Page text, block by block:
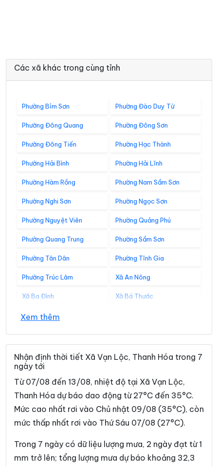
Các xã khác trong cùng tỉnh
Phường Bỉm Sơn Phường Đào Duy Từ
Phường Đông Quang Phường Đông Sơn
Phường Đông Tiến Phường Hạc Thành
Phường Hải Bình Phường Hải Lĩnh
Phường Hàm Rồng Phường Nam Sầm Sơn
Phường Nghi Sơn Phường Ngọc Sơn
Phường Nguyệt Viên Phường Quảng Phú
Phường Quang Trung Phường Sầm Sơn
Phường Tân Dân Phường Tĩnh Gia
Phường Trúc Lâm Xã An Nông
Xã Ba Đình Xã Bá Thước
Xã Bát Mọt
Xã Các Sơn Xã Cẩm Tân
Xã Cẩm Thạch Xã Cẩm Thủy
Xã Cẩm Tú
Xã Cổ Lũng Xã Công Chính
Xã Điền Lư Xã Điền Quang
Xã Định Hòa Xã Định Tân
Xã Đồng Lương Xã Đông Thành
Xem thêm
Nhận định thời tiết Xã Vạn Lộc, Thanh Hóa trong 7
ngày tới
Từ 07/08 đến 13/08, nhiệt độ tại Xã Vạn Lộc,
Thanh Hóa dự báo dao động từ 27°C đến 35°C.
Mức cao nhất rơi vào Chủ nhật 09/08 (35°C), còn
mức thấp nhất rơi vào Thứ Sáu 07/08 (27°C).
Trong 7 ngày có dữ liệu lượng mưa, 2 ngày đạt từ 1
mm trở lên; tổng lượng mưa dự báo khoảng 32,3